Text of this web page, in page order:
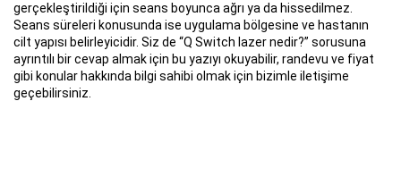
gerçekleştirildiği için seans boyunca ağrı ya da hissedilmez.
Seans süreleri konusunda ise uygulama bölgesine ve hastanın
cilt yapısı belirleyicidir. Siz de “Q Switch lazer nedir?” sorusuna
ayrıntılı bir cevap almak için bu yazıyı okuyabilir, randevu ve fiyat
gibi konular hakkında bilgi sahibi olmak için bizimle iletişime
geçebilirsiniz.